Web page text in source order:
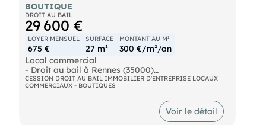
BOUTIQUE
DROIT AU BAIL
29 600 €
LOYER MENSUEL
675 €
SURFACE
27 m²
MONTANT AU M²
300 €/m²/an
Local commercial
- Droit au bail à Rennes (35000)
- Centre-ville, emplacement n°1 Local commercial
idéalement situé dans l’une des rues les plus
flux piéton généré par les transports en commun
et les rues piétonnes à proximité immédiate.
CESSION DROIT AU BAIL IMMOBILIER D'ENTREPRISE LOCAUX
COMMERCIAUX - BOUTIQUES
Voir le détail